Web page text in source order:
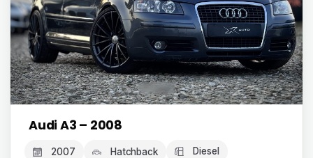
Audi A3 – 2008
2007 Hatchback Diesel